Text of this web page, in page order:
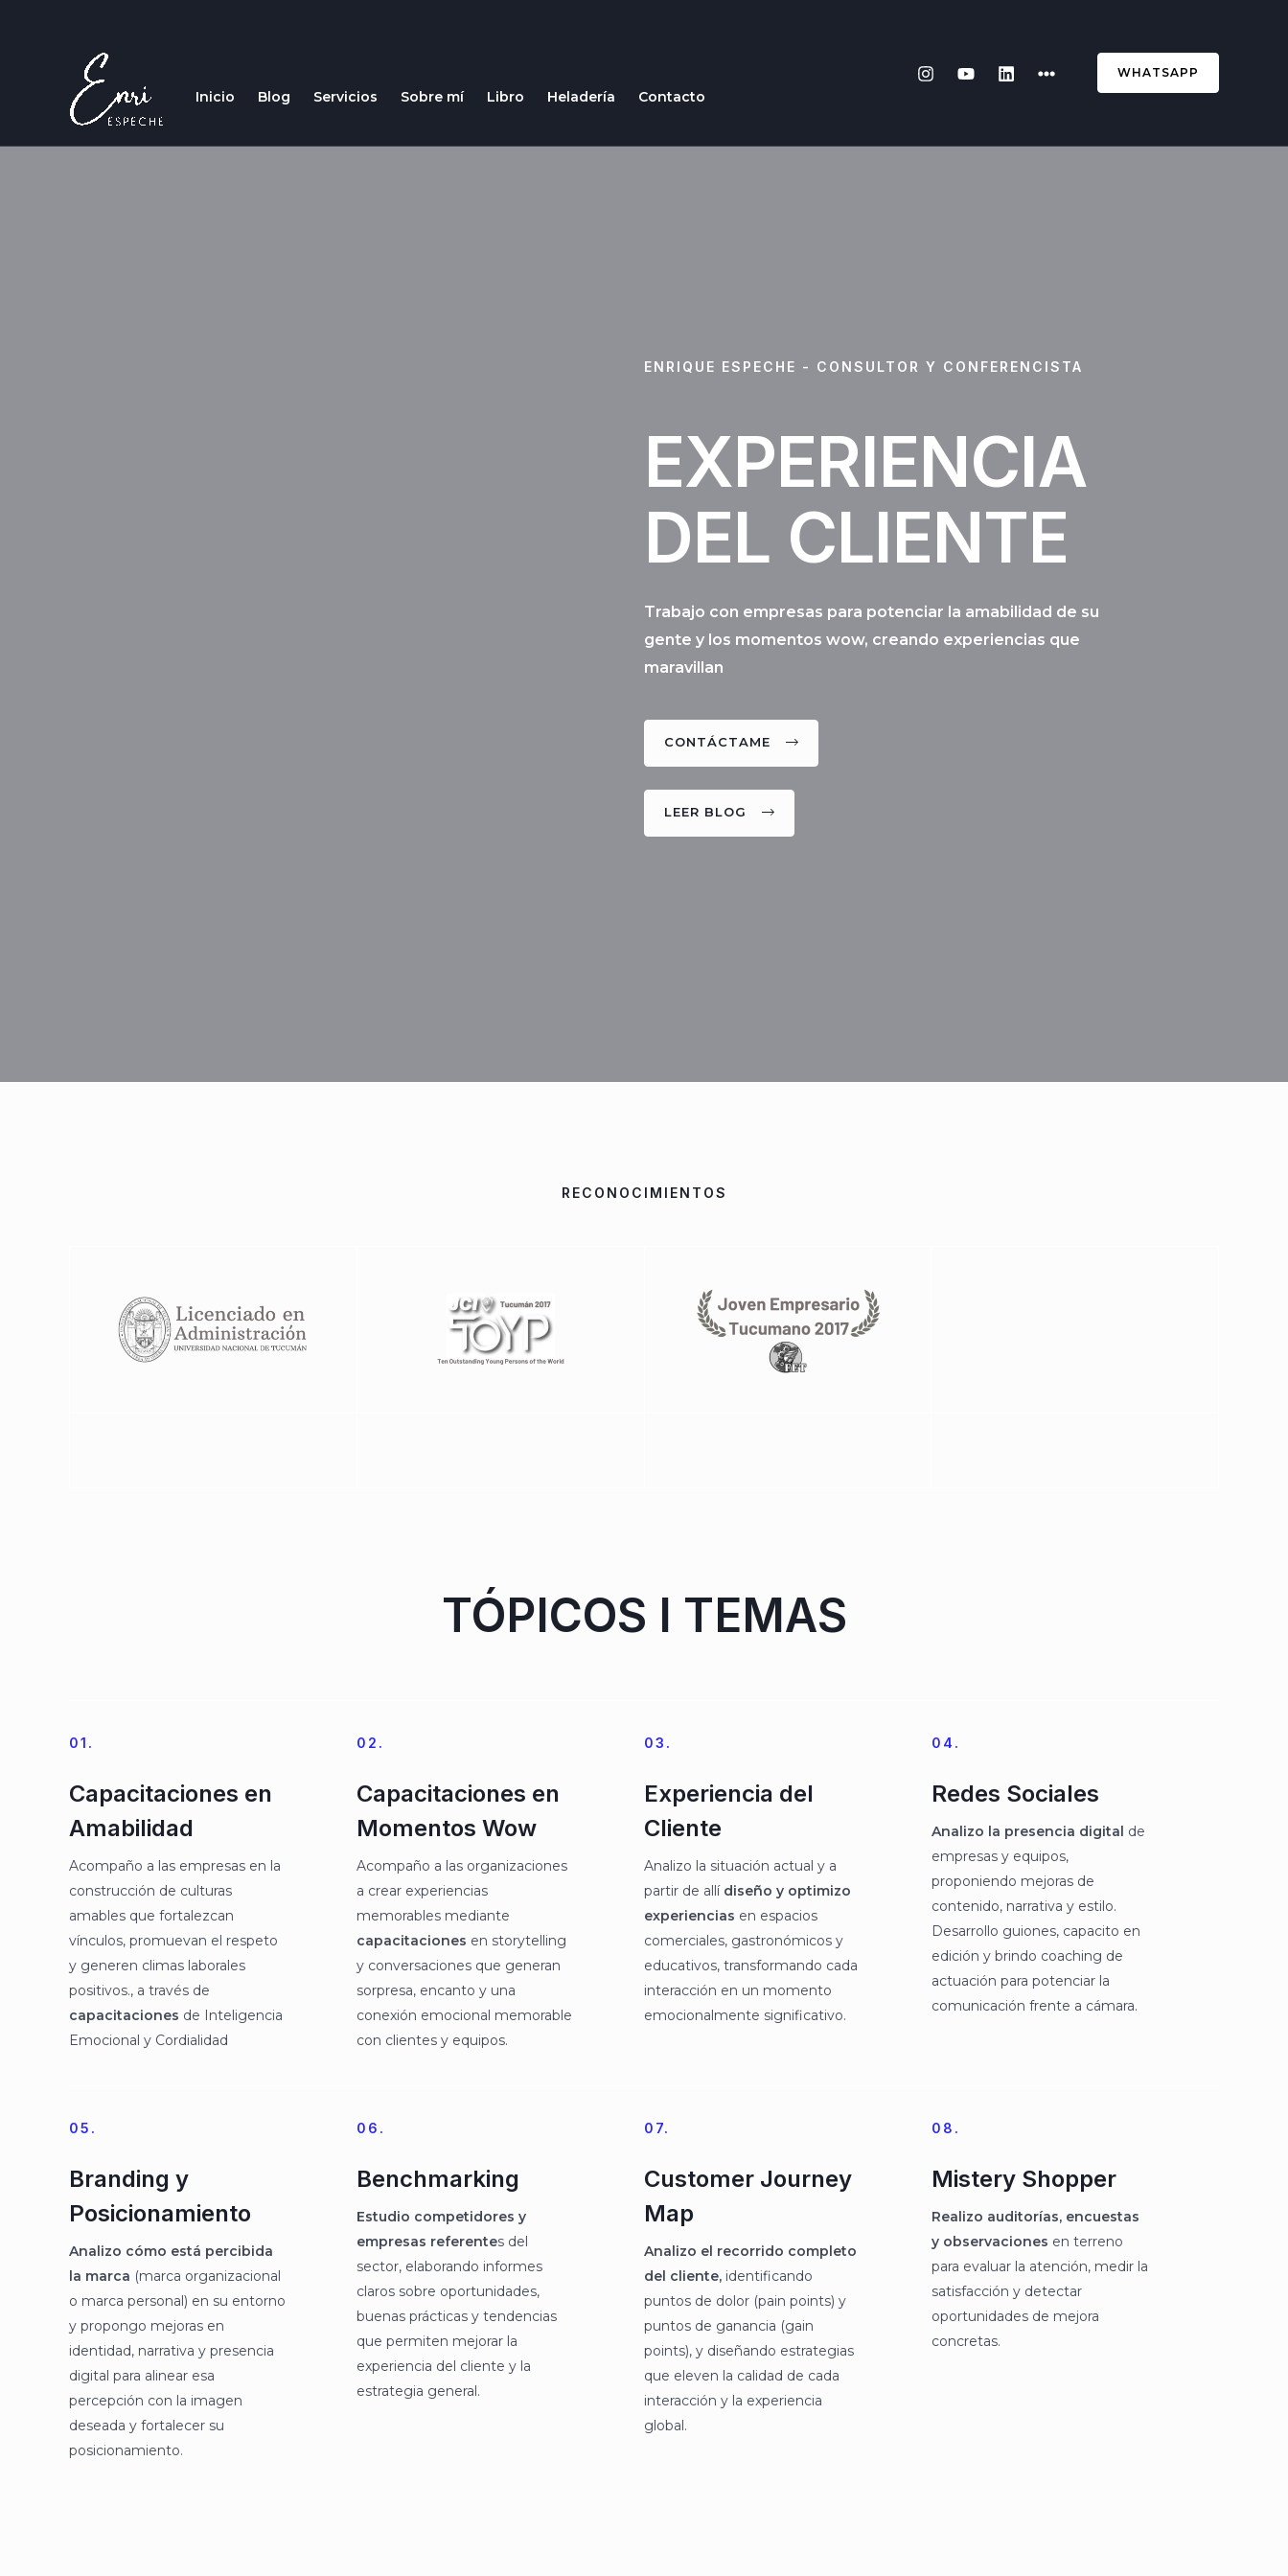
Inicio Blog Servicios Sobre mí Libro Heladería Contacto
WHATSAPP
ENRIQUE ESPECHE - CONSULTOR Y CONFERENCISTA
EXPERIENCIA
DEL CLIENTE
Trabajo con empresas para potenciar la amabilidad de su
gente y los momentos wow, creando experiencias que
maravillan
CONTÁCTAME
LEER BLOG
RECONOCIMIENTOS
TÓPICOS I TEMAS
01.
Capacitaciones en
Amabilidad
Acompaño a las empresas en la
construcción de culturas
amables que fortalezcan
vínculos, promuevan el respeto
y generen climas laborales
positivos., a través de
capacitaciones de Inteligencia
Emocional y Cordialidad
02.
Capacitaciones en
Momentos Wow
Acompaño a las organizaciones
a crear experiencias
memorables mediante
capacitaciones en storytelling
y conversaciones que generan
sorpresa, encanto y una
conexión emocional memorable
con clientes y equipos.
03.
Experiencia del
Cliente​
Analizo la situación actual y a
partir de allídiseño y optimizo
experiencias en espacios
comerciales, gastronómicos y
educativos, transformando cada
interacción en un momento
emocionalmente significativo.
04.
Redes Sociales
Analizo la presencia digital de
empresas y equipos,
proponiendo mejoras de
contenido, narrativa y estilo.
Desarrollo guiones, capacito en
edición y brindo coaching de
actuación para potenciar la
comunicación frente a cámara.
05.
Branding y
Posicionamiento
Analizo cómo está percibida
la marca (marca organizacional
o marca personal) en su entorno
y propongo mejoras en
identidad, narrativa y presencia
digital para alinear esa
percepción con la imagen
deseada y fortalecer su
posicionamiento.
06.
Benchmarking
Estudio competidores y
empresas referentes del
sector, elaborando informes
claros sobre oportunidades,
buenas prácticas y tendencias
que permiten mejorar la
experiencia del cliente y la
estrategia general.
07.
Customer Journey
Map
Analizo el recorrido completo
del cliente, identificando
puntos de dolor (pain points) y
puntos de ganancia (gain
points), y diseñando estrategias
que eleven la calidad de cada
interacción y la experiencia
global.
08.
Mistery Shopper
Realizo auditorías, encuestas
y observaciones en terreno
para evaluar la atención, medir la
satisfacción y detectar
oportunidades de mejora
concretas.